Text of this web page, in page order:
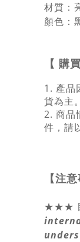
材質：
顏色：
【 購
1. 產品
貨為主。
2. 商品
件，請
【注
★★★ 目